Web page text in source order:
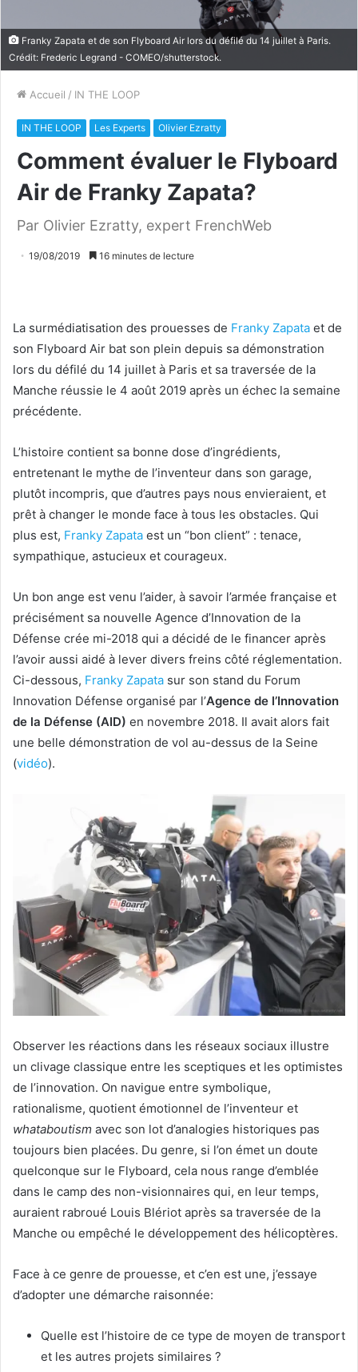
Franky Zapata et de son Flyboard Air lors du défilé du 14 juillet à Paris.
Crédit: Frederic Legrand - COMEO/shutterstock.
Accueil / IN THE LOOP
IN THE LOOP Les Experts Olivier Ezratty
Comment évaluer le Flyboard
Air de Franky Zapata?
Par Olivier Ezratty, expert FrenchWeb
19/08/2019 16 minutes de lecture
La surmédiatisation des prouesses de Franky Zapata et de
son Flyboard Air bat son plein depuis sa démonstration
lors du défilé du 14 juillet à Paris et sa traversée de la
Manche réussie le 4 août 2019 après un échec la semaine
précédente.
L’histoire contient sa bonne dose d’ingrédients,
entretenant le mythe de l’inventeur dans son garage,
plutôt incompris, que d’autres pays nous envieraient, et
prêt à changer le monde face à tous les obstacles. Qui
plus est, Franky Zapata est un “bon client” : tenace,
sympathique, astucieux et courageux.
Un bon ange est venu l’aider, à savoir l’armée française et
précisément sa nouvelle Agence d’Innovation de la
Défense crée mi-2018 qui a décidé de le financer après
l’avoir aussi aidé à lever divers freins côté réglementation.
Ci-dessous, Franky Zapata sur son stand du Forum
Innovation Défense organisé par l’Agence de l’Innovation
de la Défense (AID) en novembre 2018. Il avait alors fait
une belle démonstration de vol au-dessus de la Seine
(vidéo).
Observer les réactions dans les réseaux sociaux illustre
un clivage classique entre les sceptiques et les optimistes
de l’innovation. On navigue entre symbolique,
rationalisme, quotient émotionnel de l’inventeur et
whataboutism avec son lot d’analogies historiques pas
toujours bien placées. Du genre, si l’on émet un doute
quelconque sur le Flyboard, cela nous range d’emblée
dans le camp des non-visionnaires qui, en leur temps,
auraient rabroué Louis Blériot après sa traversée de la
Manche ou empêché le développement des hélicoptères.
Face à ce genre de prouesse, et c’en est une, j’essaye
d’adopter une démarche raisonnée:
Quelle est l’histoire de ce type de moyen de transport
et les autres projets similaires ?